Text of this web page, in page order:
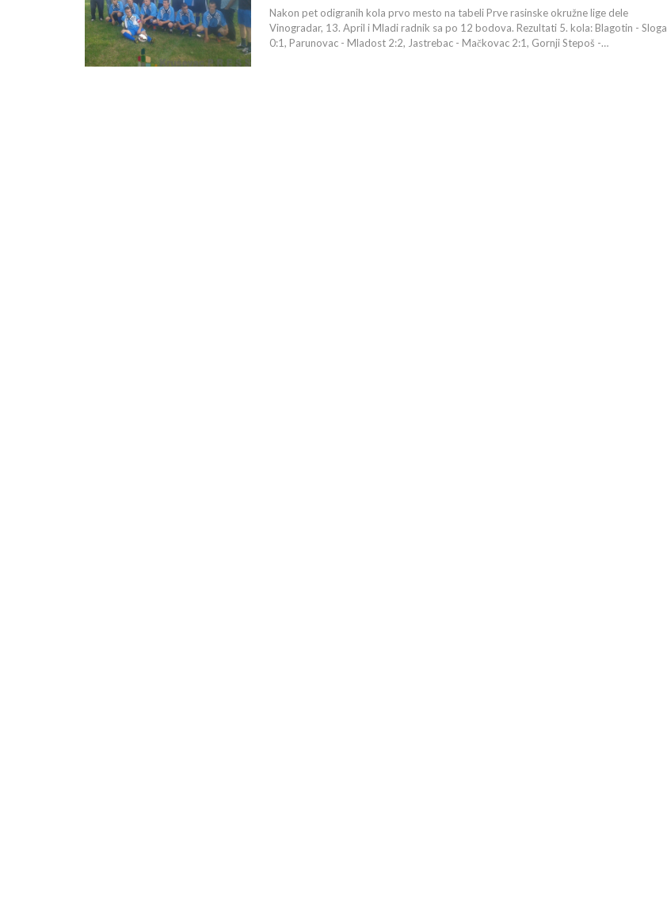
Nakon pet odigranih kola prvo mesto na tabeli Prve rasinske okružne lige dele
Vinogradar, 13. April i Mladi radnik sa po 12 bodova. Rezultati 5. kola: Blagotin - Sloga
0:1, Parunovac - Mladost 2:2, Jastrebac - Mačkovac 2:1, Gornji Stepoš -…